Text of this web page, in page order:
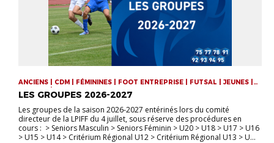
ANCIENS | CDM | FÉMININES | FOOT ENTREPRISE | FUTSAL | JEUNES |
SENIORS | VIE DE LA LIGUE
LES GROUPES 2026-2027
Les groupes de la saison 2026-2027 entérinés lors du comité
directeur de la LPIFF du 4 juillet, sous réserve des procédures en
cours : > Seniors Masculin > Seniors Féminin > U20 > U18 > U17 > U16
> U15 > U14 > Critérium Régional U12 > Critérium Régional U13 > U...